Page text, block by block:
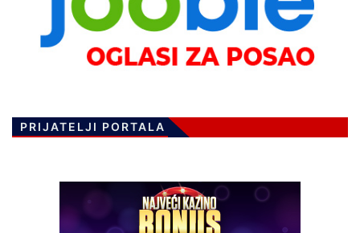
PRIJATELJI PORTALA